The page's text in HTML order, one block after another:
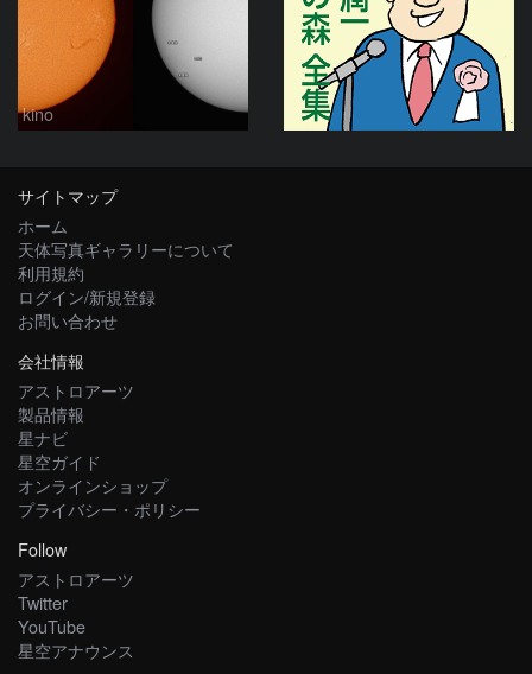
kino
サイトマップ
ホーム
天体写真ギャラリーについて
利用規約
ログイン/新規登録
お問い合わせ
会社情報
アストロアーツ
製品情報
星ナビ
星空ガイド
オンラインショップ
プライバシー・ポリシー
Follow
アストロアーツ
Twitter
YouTube
星空アナウンス